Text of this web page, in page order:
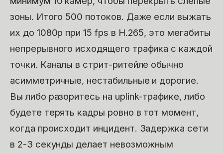
зоны. Итого 500 потоков. Даже если выжать
их до 1080p при 15 fps в H.265, это мегабиты
непрерывного исходящего трафика с каждой
точки. Каналы в стрит-ритейле обычно
асимметричные, нестабильные и дорогие.
Вы либо разоритесь на uplink-трафике, либо
будете терять кадры ровно в тот момент,
когда происходит инцидент. Задержка сети
в 2-3 секунды делает невозможным